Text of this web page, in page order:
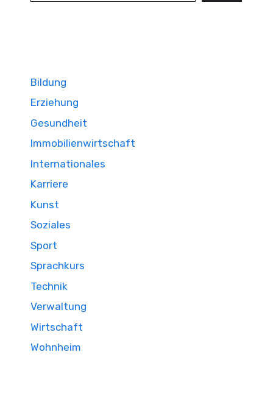
Bildung
Erziehung
Gesundheit
Immobilienwirtschaft
Internationales
Karriere
Kunst
Soziales
Sport
Sprachkurs
Technik
Verwaltung
Wirtschaft
Wohnheim